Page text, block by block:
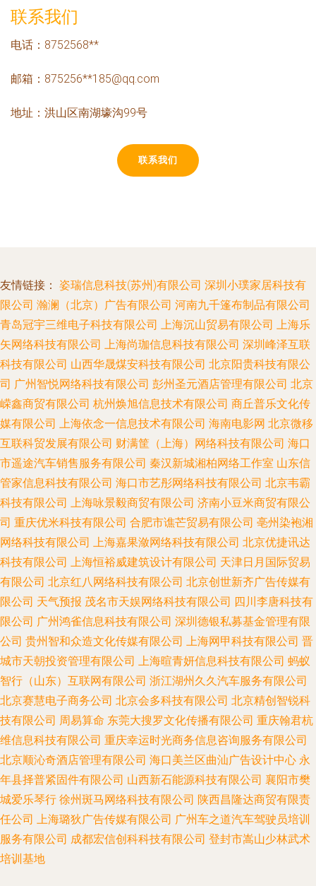
联系我们
电话：8752568**
邮箱：875256**185@qq.com
地址：洪山区南湖壕沟99号
联系我们
友情链接： 姿瑞信息科技(苏州)有限公司 深圳小璞家居科技有
限公司 瀚澜（北京）广告有限公司 河南九千篷布制品有限公司
青岛冠宇三维电子科技有限公司 上海沉山贸易有限公司 上海乐
矢网络科技有限公司 上海尚珈信息科技有限公司 深圳峰泽互联
科技有限公司 山西华晟煤安科技有限公司 北京阳贵科技有限公
司 广州智悦网络科技有限公司 彭州圣元酒店管理有限公司 北京
嵘鑫商贸有限公司 杭州焕旭信息技术有限公司 商丘普乐文化传
媒有限公司 上海依念一信息技术有限公司 海南电影网 北京微移
互联科贸发展有限公司 财满筐（上海）网络科技有限公司 海口
市遥途汽车销售服务有限公司 秦汉新城湘柏网络工作室 山东信
管家信息科技有限公司 海口市艺彤网络科技有限公司 北京韦霸
科技有限公司 上海咏景毅商贸有限公司 济南小豆米商贸有限公
司 重庆优米科技有限公司 合肥市谯芒贸易有限公司 亳州染袍湘
网络科技有限公司 上海嘉果潋网络科技有限公司 北京优捷讯达
科技有限公司 上海恒裕威建筑设计有限公司 天津日月国际贸易
有限公司 北京红八网络科技有限公司 北京创世新齐广告传媒有
限公司 天气预报 茂名市天娱网络科技有限公司 四川李唐科技有
限公司 广州鸿雀信息科技有限公司 深圳德银私募基金管理有限
公司 贵州智和众造文化传媒有限公司 上海网甲科技有限公司 晋
城市天朝投资管理有限公司 上海暄青妍信息科技有限公司 蚂蚁
智行（山东）互联网有限公司 浙江湖州久久汽车服务有限公司
北京赛慧电子商务公司 北京会多科技有限公司 北京精创智锐科
技有限公司 周易算命 东莞大搜罗文化传播有限公司 重庆翰君杭
维信息科技有限公司 重庆幸运时光商务信息咨询服务有限公司
北京顺沁奇酒店管理有限公司 海口美兰区曲汕广告设计中心 永
年县择普紧固件有限公司 山西新石能源科技有限公司 襄阳市樊
城爱乐琴行 徐州斑马网络科技有限公司 陕西昌隆达商贸有限责
任公司 上海璐狄广告传媒有限公司 广州车之道汽车驾驶员培训
服务有限公司 成都宏信创科科技有限公司 登封市嵩山少林武术
培训基地